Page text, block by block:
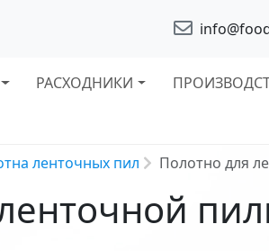
РАСХОДНИКИ
ленточных пил Полотно для